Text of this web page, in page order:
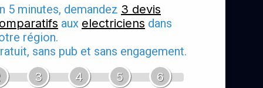
5 minutes, demandez 3 devis
aux electriciens dans
région.
sans pub et sans engagement.
3 4 5 6